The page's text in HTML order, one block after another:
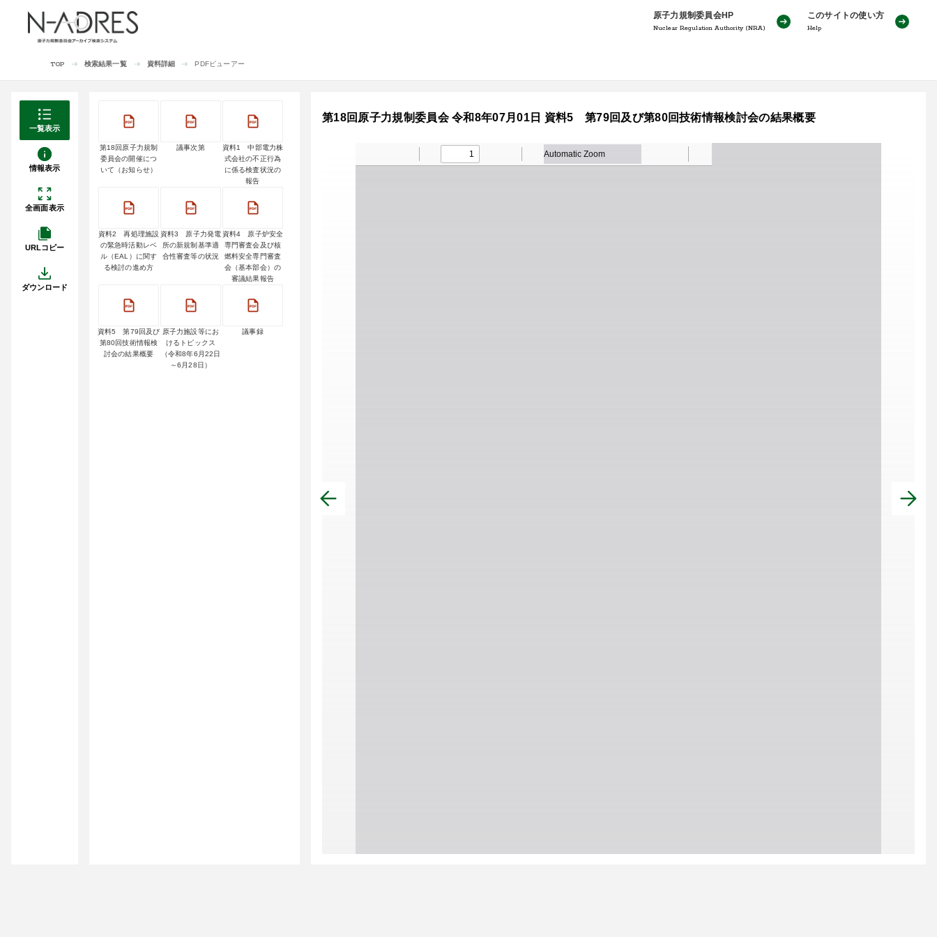
原子力規制委員会HP
Nuclear Regulation Authority (NRA)
このサイトの使い方
Help
TOP 検索結果一覧 資料詳細 PDFビューアー
一覧表示
情報表示
全画面表示
URLコピー
ダウンロード
第18回原子力規制
委員会の開催につ
いて（お知らせ）
議事次第
資料1 中部電力株
式会社の不正行為
に係る検査状況の
報告
資料2 再処理施設
の緊急時活動レベ
ル（EAL）に関す
る検討の進め方
資料3 原子力発電
所の新規制基準適
合性審査等の状況
資料4 原子炉安全
専門審査会及び核
燃料安全専門審査
会（基本部会）の
審議結果報告
資料5 第79回及び
第80回技術情報検
討会の結果概要
原子力施設等にお
けるトピックス
（令和8年6月22日
～6月28日）
議事録
第18回原子力規制委員会 令和8年07月01日 資料5 第79回及び第80回技術情報検討会の結果概要